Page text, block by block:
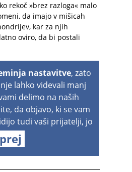
rekoč »brez razloga« malo
da imajo v mišicah
kar za njih
oviro, da bi postali
nastavitve, zato
lahko videvali manj
delimo na naših
da objavo, ki se vam
tudi vaši prijatelji, jo